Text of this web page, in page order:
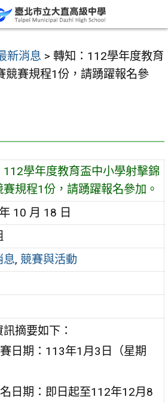
新消息 > 轉知：112學年度教育
競賽規程1份，請踴躍報名參
112學年度教育盃中小學射擊錦
賽規程1份，請踴躍報名參加。
10 月 18 日
息, 競賽與活動
摘要如下：
日期：113年1月3日（星期
日期：即日起至112年12月8